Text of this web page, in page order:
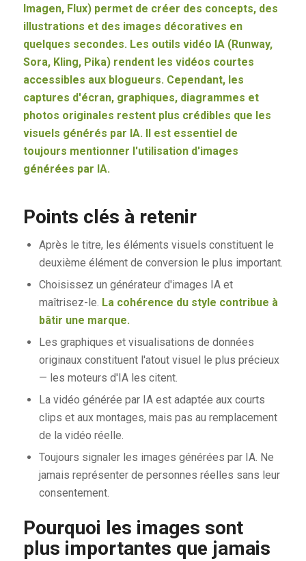
Imagen, Flux) permet de créer des concepts, des
illustrations et des images décoratives en
quelques secondes. Les outils vidéo IA (Runway,
Sora, Kling, Pika) rendent les vidéos courtes
accessibles aux blogueurs. Cependant, les
captures d'écran, graphiques, diagrammes et
photos originales restent plus crédibles que les
visuels générés par IA. Il est essentiel de
toujours mentionner l'utilisation d'images
générées par IA.
Points clés à retenir
Après le titre, les éléments visuels constituent le
deuxième élément de conversion le plus important.
Choisissez un générateur d'images IA et
maîtrisez-le. La cohérence du style contribue à
bâtir une marque.
Les graphiques et visualisations de données
originaux constituent l'atout visuel le plus précieux
— les moteurs d'IA les citent.
La vidéo générée par IA est adaptée aux courts
clips et aux montages, mais pas au remplacement
de la vidéo réelle.
Toujours signaler les images générées par IA. Ne
jamais représenter de personnes réelles sans leur
consentement.
Pourquoi les images sont
plus importantes que jamais